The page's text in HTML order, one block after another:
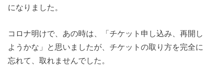
になりました。
コロナ明けで、あの時は、「チケット申し込み、再開し
ようかな」と思いましたが、チケットの取り方を完全に
忘れて、取れませんでした。